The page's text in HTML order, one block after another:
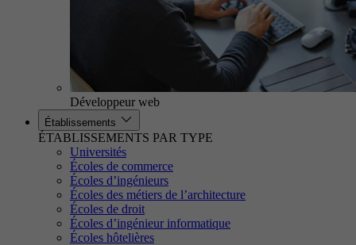
Développeur web
Établissements
ÉTABLISSEMENTS PAR TYPE
Universités
Écoles de commerce
Écoles d’ingénieurs
Écoles des métiers de l’architecture
Écoles de droit
Écoles d’ingénieur informatique
Écoles hôtelières